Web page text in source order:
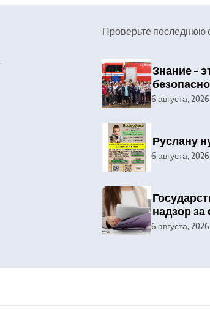
Проверьте последнюю
Знание –
6 августа, 2026
Руслану
6 августа, 2026
надзор
6 августа, 2026